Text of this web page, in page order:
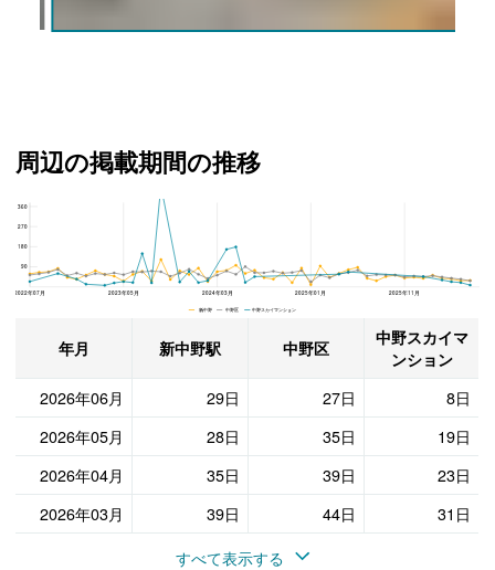
周辺の掲載期間の推移
2022年07月 2023年05月 2024年03月 2025年01月 2025年11月
360
270
180
90
新中野 中野区 中野スカイマンション
年月 新中野駅 中野区
中野スカイマ
ンション
2026年06月
29日 27日
8日
2026年05月
28日 35日
19日
2026年04月
35日 39日
23日
2026年03月
39日 44日
31日
すべて表示する